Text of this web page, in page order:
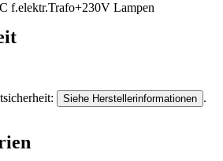
f.elektr.Trafo+230V Lampen
Siehe Herstellerinformationen .